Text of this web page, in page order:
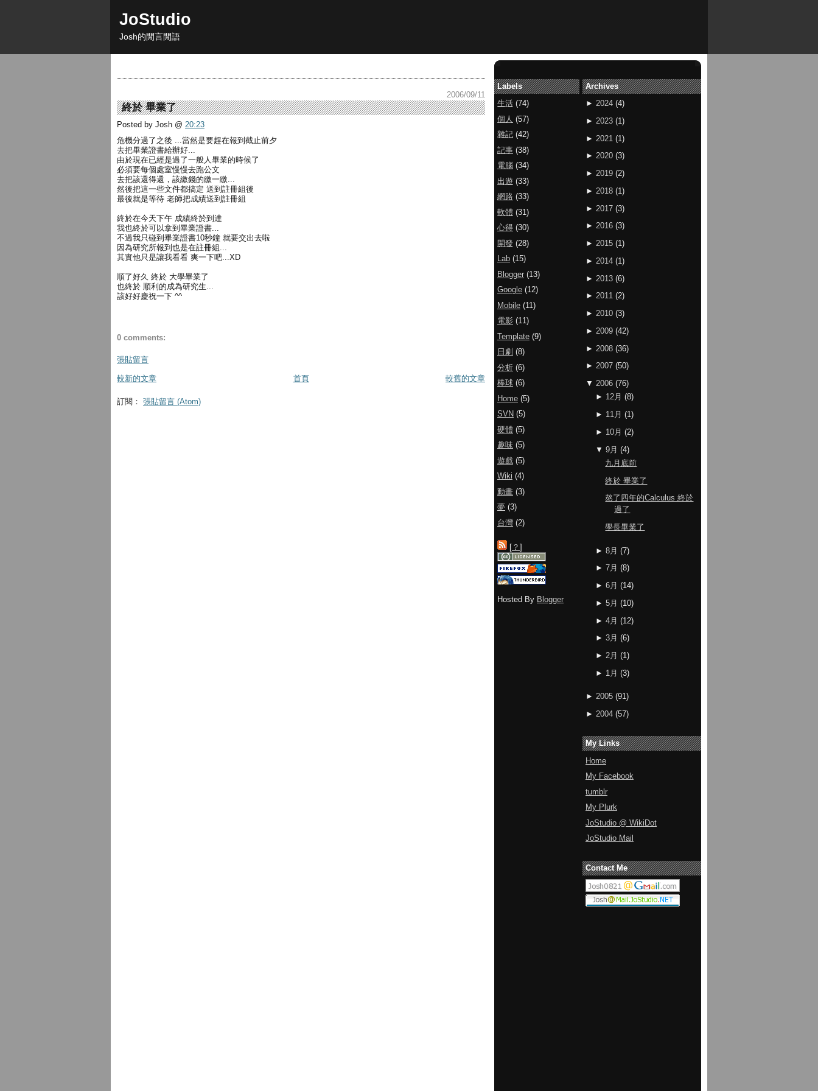
JoStudio
Josh的閒言閒語
2006/09/11
終於 畢業了
Posted by Josh @ 20:23
危機分過了之後 ...當然是要趕在報到截止前夕
去把畢業證書給辦好...
由於現在已經是過了一般人畢業的時候了
必須要每個處室慢慢去跑公文
去把該還得還，該繳錢的繳一繳...
然後把這一些文件都搞定 送到註冊組後
最後就是等待 老師把成績送到註冊組
終於在今天下午 成績終於到達
我也終於可以拿到畢業證書...
不過我只碰到畢業證書10秒鐘 就要交出去啦
因為研究所報到也是在註冊組...
其實他只是讓我看看 爽一下吧...XD
順了好久 終於 大學畢業了
也終於 順利的成為研究生...
該好好慶祝一下 ^^
0 comments:
張貼留言
較新的文章 較舊的文章
首頁
訂閱： 張貼留言 (Atom)
Archives
► 2024 (4)
► 2023 (1 )
► 2021 (1)
► 2020 (3)
► 2019 (2)
► 2018 (1 )
► 2017 (3)
► 2016 (3)
► 2015 (1)
► 2014 (1 )
► 2013 (6)
► 2011 (2)
► 2010 (3)
► 2009 (42)
► 2008 (36)
► 2007 (50)
▼ 2006 (76)
► 12月 (8)
► 11月 (1)
► 10月 (2)
▼ 9月 (4)
九月底前
終於 畢業了
熬了四年的Calculus 終於
過了
學長畢業了
► 8月 (7)
► 7月 (8)
► 6月 (14)
► 5月 (10)
► 4月 (12)
► 3月 (6)
► 2月 (1)
► 1月 (3)
► 2005 (91)
► 2004 (57)
My Links
Home
My Facebook
tumblr
My Plurk
JoStudio @ WikiDot
JoStudio Mail
Contact Me
Labels
生活 (74)
個人 (57)
雜記 (42)
記事 (38)
電腦 (34)
出遊 (33)
網路 (33)
軟體 (31)
心得 (30)
開發 (28)
Lab (15)
Blogger (13)
Google (12)
Mobile (11)
電影 (11)
Template (9)
日劇 (8)
分析 (6)
棒球 (6)
Home (5)
SVN (5)
硬體 (5)
趣味 (5)
遊戲 (5)
Wiki (4)
動畫 (3)
夢 (3)
台灣 (2)
[ ？ ]
Hosted By Blogger